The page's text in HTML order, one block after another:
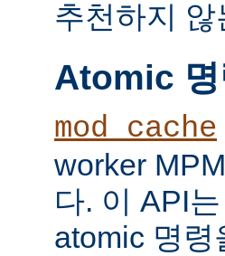
추천하지 않
Atomic 명
mod_cache
worker
다. 이 API
atomic 명령